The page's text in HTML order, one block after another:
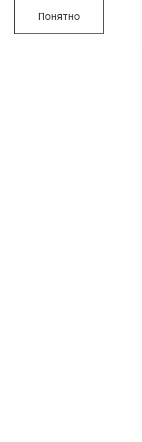
Понятно